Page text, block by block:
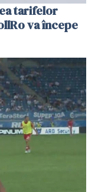
tarifelor
va începe